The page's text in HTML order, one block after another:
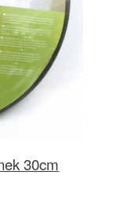
30cm